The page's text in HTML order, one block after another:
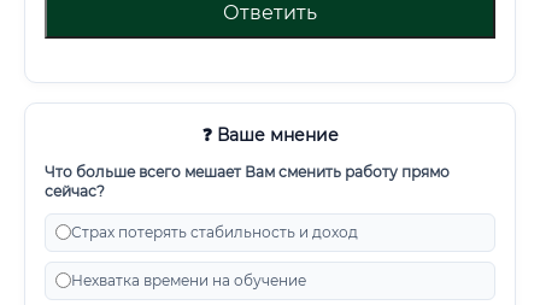
Ответить
❓ Ваше мнение
Что больше всего мешает Вам сменить работу прямо
сейчас?
Страх потерять стабильность и доход
Нехватка времени на обучение